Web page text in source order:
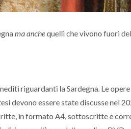
ma anchequelli che vivono fuori
riguardanti la Sardegna. Le
devono essere state discusse nel
in formato A4, sottoscritte e